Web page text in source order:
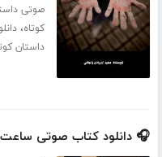
صوتی
کوتاه،
داستان
🎧 دانلود کتاب صوتی